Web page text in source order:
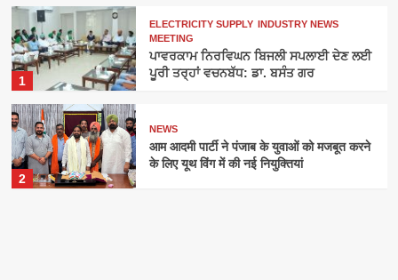
1
ELECTRICITY SUPPLY INDUSTRY NEWS
MEETING
ਪਾਵਰਕਾਮ ਨਿਰਵਿਘਨ ਬਿਜਲੀ ਸਪਲਾਈ ਦੇਣ ਲਈ
ਪੂਰੀ ਤਰ੍ਹਾਂ ਵਚਨਬੱਧ: ਡਾ. ਬਸੰਤ ਗਰ
2
NEWS
आम आदमी पार्टी ने पंजाब के युवाओं को मजबूत करने
के लिए यूथ विंग में की नई नियुक्तियां